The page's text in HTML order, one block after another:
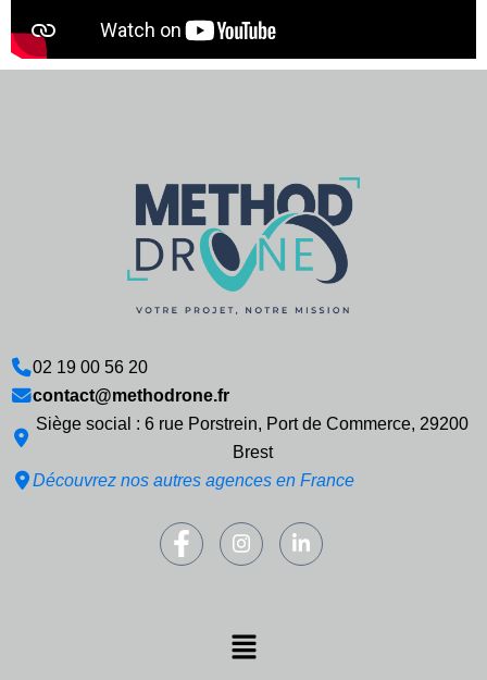
02 19 00 56 20
contact@methodrone.fr
Siège social : 6 rue Porstrein, Port de Commerce, 29200
Brest
Découvrez nos autres agences en France